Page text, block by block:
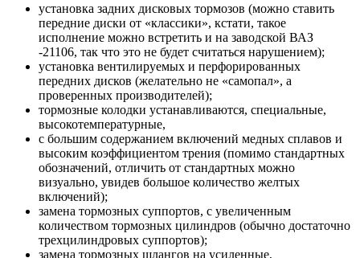
установка задних дисковых тормозов (можно ставить
передние диски от «классики», кстати, такое
исполнение можно встретить и на заводской ВАЗ
-21106, так что это не будет считаться нарушением);
установка вентилируемых и перфорированных
передних дисков (желательно не «самопал», а
проверенных производителей);
тормозные колодки устанавливаются, специальные,
высокотемпературные,
с большим содержанием включений медных сплавов и
высоким коэффициентом трения (помимо стандартных
обозначений, отличить от стандартных можно
визуально, увидев большое количество желтых
включений);
замена тормозных суппортов, с увеличенным
количеством тормозных цилиндров (обычно достаточно
трехцилиндровых суппортов);
замена тормозных шлангов на усиленные,